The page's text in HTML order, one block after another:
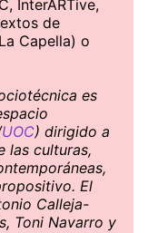
InterARTive,
de
Capella) o
es
UOC) dirigido a
las culturas,
El
Calleja-
Toni Navarro y